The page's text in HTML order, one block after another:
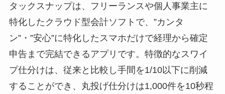
タックスナップは、フリーランスや個人事業主に
特化したクラウド型会計ソフトで、”カンタ
ン”・”安心”に特化したスマホだけで経理から確定
申告まで完結できるアプリです。特徴的なスワイ
プ仕分けは、従来と比較し手間を1/10以下に削減
することができ、丸投げ仕分けは1,000件を10秒程